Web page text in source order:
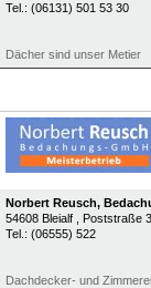
Tel.: (06131) 501 53 30
Dächer sind unser Metier
Norbert Reusch,
54608 Bleialf
, Poststraße
Tel.: (06555) 522
Dachdecker- und